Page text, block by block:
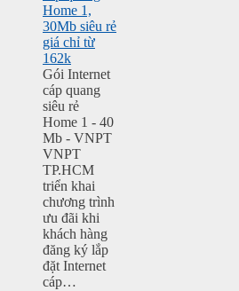
Home 1,
30Mb siêu rẻ
giá chỉ từ
162k
Gói Internet
cáp quang
siêu rẻ
Home 1 - 40
Mb - VNPT
VNPT
TP.HCM
triển khai
chương trình
ưu đãi khi
khách hàng
đăng ký lắp
đặt Internet
cáp…